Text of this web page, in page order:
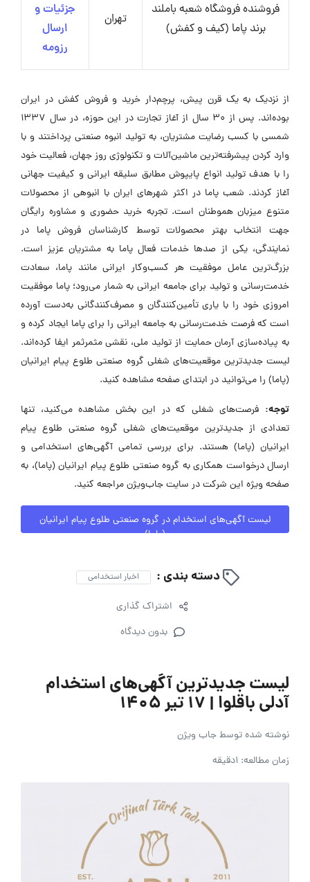
فروشنده فروشگاه شعبه باملند
برند پاما (کیف و کفش)
تهران
جزئیات و
ارسال
رزومه
از نزدیک به یک قرن پیش، پرچم‌دار خرید و فروش کفش در ایران
بوده‌اند. پس از ۳۰ سال از آغاز تجارت در این حوزه، در سال ۱۳۳۷
شمسی با کسب رضایت مشتریان، به تولید انبوه صنعتی پرداختند و با
وارد کردن پیشرفته‌ترین ماشین‌آلات و تکنولوژی روز جهان، فعالیت خود
را با هدف تولید انواع پایپوش مطابق سلیقه ایرانی و کیفیت جهانی
آغاز کردند. شعب پاما در اکثر شهرهای ایران با انبوهی از محصولات
متنوع میزبان هموطنان است. تجربه خرید حضوری و مشاوره رایگان
جهت انتخاب بهتر محصولات توسط کارشناسان فروش پاما در
نمایندگی، یکی از صدها خدمات فعال پاما به مشتریان عزیز است.
بزرگ‌ترین عامل موفقیت هر کسب‌وکار ایرانی مانند پاما، سعادت
خدمت‌رسانی و تولید برای جامعه ایرانی به شمار می‌رود؛ پاما موفقیت
امروزی خود را با یاری تأمین‌کنندگان و مصرف‌کنندگانی به‌دست آورده
است که فرصت خدمت‌رسانی به جامعه ایرانی را برای پاما ایجاد کرده و
به پیاده‌سازی آرمان حمایت از تولید ملی، نقشی مثمرثمر ایفا کرده‌اند.
لیست جدیدترین موقعیت‌های شغلی گروه صنعتی طلوع پیام ایرانیان
(پاما) را می‌توانید در ابتدای صفحه مشاهده کنید.
توجه: فرصت‌های شغلی که در این بخش مشاهده می‌کنید، تنها
تعدادی از جدیدترین موقعیت‌های شغلی گروه صنعتی طلوع پیام
ایرانیان (پاما) هستند. برای بررسی تمامی آگهی‌های استخدامی و
ارسال درخواست همکاری به گروه صنعتی طلوع پیام ایرانیان (پاما)، به
صفحه ویژه این شرکت در سایت جاب‌ویژن مراجعه کنید.
لیست آگهی‌های استخدام در گروه صنعتی طلوع پیام ایرانیان
(پاما)
دسته بندی : اخبار استخدامی
اشتراک گذاری
بدون دیدگاه
لیست جدیدترین آگهی‌های استخدام
آدلی باقلوا | ۱۷ تیر ۱۴۰۵
نوشته شده توسطجاب ویژن
زمان مطالعه: 1دقیقه